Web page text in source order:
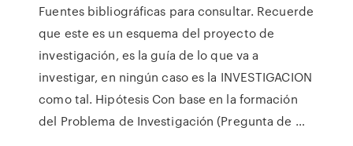
Fuentes bibliográficas para consultar. Recuerde
que este es un esquema del proyecto de
investigación, es la guía de lo que va a
investigar, en ningún caso es la INVESTIGACION
como tal. Hipótesis Con base en la formación
del Problema de Investigación (Pregunta de …